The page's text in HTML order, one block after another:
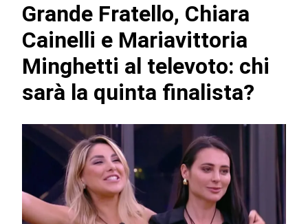
Grande Fratello, Chiara
Cainelli e Mariavittoria
Minghetti al televoto: chi
sarà la quinta finalista?